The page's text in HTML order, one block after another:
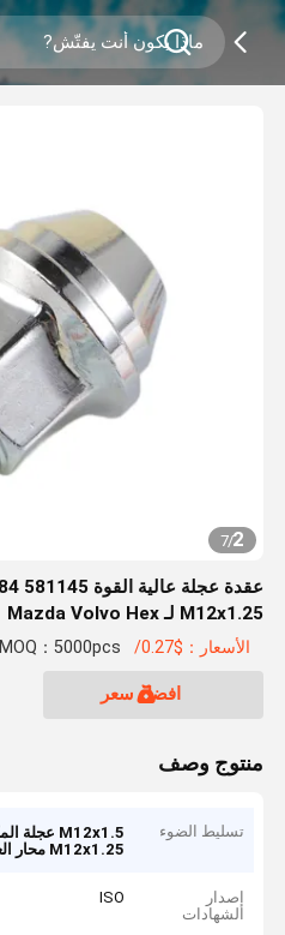
2
/
7
M12x1.25 لـ Mazda Volvo Hex
الأسعار：$0.27/pcs MOQ：5000pcs/الحجم
افضل سعر
منتوج وصف
تسليط الضوء M12x1.5 عجلة المكسر
M12x1.25 محار العجلات
إصدار
الشهادات
ISO